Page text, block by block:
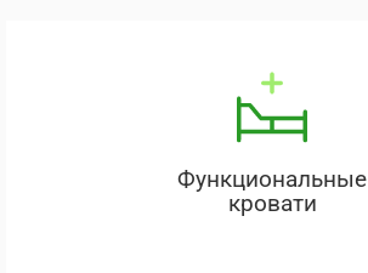
Функциональные
кровати